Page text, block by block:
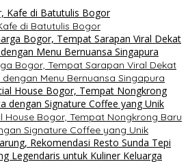
di Batutulis Bogor
Bogor, Tempat Sarapan Viral Dekat
Menu Bernuansa Singapura
House Bogor, Tempat Nongkrong Baru
Signature Coffee yang Unik